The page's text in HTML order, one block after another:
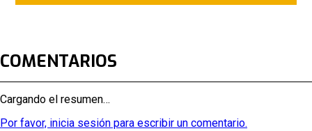
COMENTARIOS
Cargando el resumen…
Por favor, inicia sesión para escribir un comentario.